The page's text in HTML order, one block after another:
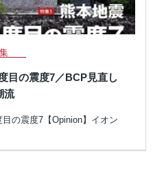
目の震度7／BCP見直し
流
の震度7【Opinion】イオン